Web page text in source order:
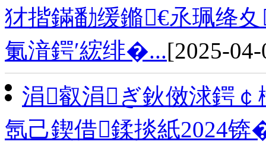
犲揩鏋勫缓鏅€氶珮绛
氭湇鍔′綋绯�...[2025-
涓叡涓ぎ鈥傚浗鍔
氬己鍥借鍒掞紙2024